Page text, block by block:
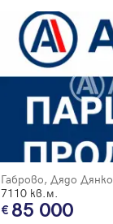
Габрово, Дядо Дянко
7110 кв.м.
85 000